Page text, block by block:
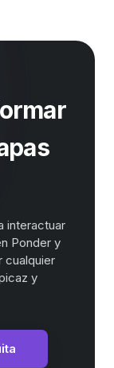
interactuar
Ponder y
cualquier
y